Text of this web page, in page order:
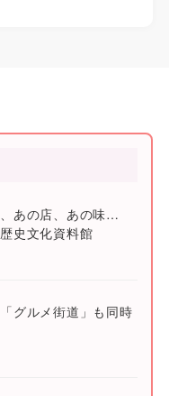
あの店、あの味…
史文化資料館
グルメ街道」も同時